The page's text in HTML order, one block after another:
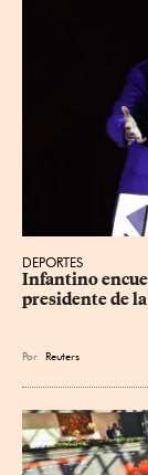
DEPORTES
Infantino
presidente de
Por Reuters